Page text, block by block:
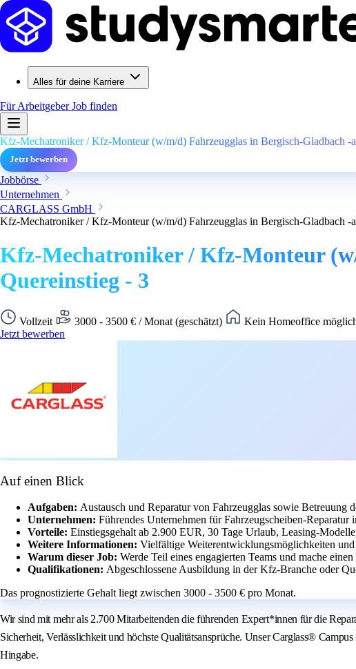
Alles für deine Karriere
Für ArbeitgeberJob finden
Kfz-Mechatroniker / Kfz-Monteur (w/m/d) Fahrzeugglas in Bergisch-Gladbach -
Jetzt bewerben
Jobbörse
Unternehmen
CARGLASS GmbH
Kfz-Mechatroniker / Kfz-Monteur (w/m/d) Fahrzeugglas in Bergisch-Gladbach -
Kfz-Mechatroniker / Kfz-Monteur
Quereinstieg - 3
Vollzeit 3000 - 3500 € / Monat (geschätzt)
Kein Homeoffice
Jetzt bewerben
Auf einen Blick
Aufgaben: Austausch und Reparatur von Fahrzeugglas sowie Betreuung
Unternehmen: Führendes Unternehmen für Fahrzeugscheiben-
Vorteile: Einstiegsgehalt ab 2.900 EUR, 30 Tage Urlaub, Leasing-
Weitere Informationen: Vielfältige Weiterentwicklungsmöglichkeiten
Warum dieser Job: Werde Teil eines engagierten Teams und mache
Qualifikationen: Abgeschlossene Ausbildung in der Kfz-Branche oder
Das prognostizierte Gehalt liegt zwischen 3000 - 3500 € pro Monat.
Wir sind mit mehr als 2.700 Mitarbeitenden die führenden Expert*innen für die
Sicherheit, Verlässlichkeit und höchste Qualitätsansprüche. Unser Carglass®
Hingabe.